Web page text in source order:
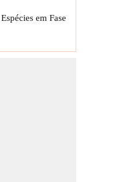
em Fase